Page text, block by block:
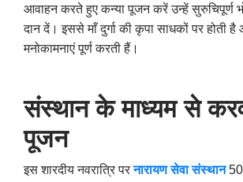
आवाहन करते हुए कन्या पूजन करें उन्हें सुरुचिपूर्ण
दान दें। इससे माँ दुर्गा की कृपा साधकों पर होती
मनोकामनाएं पूर्ण करती हैं।
संस्थान के माध्यम से
पूजन
इस शारदीय नवरात्रि परनारायण सेवा संस्थान